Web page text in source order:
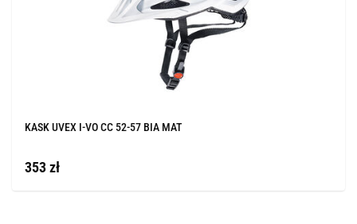
KASK UVEX I-VO CC 52-57 BIA MAT
353 zł